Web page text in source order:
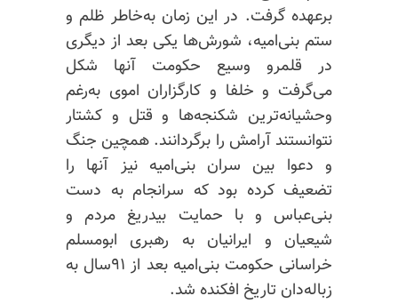
برعهده گرفت. در این زمان به‌خاطر ظلم و
ستم بنی‌امیه، شورش‌ها یکی بعد از دیگری
در قلمرو وسیع حکومت آنها شکل
می‌گرفت و خلفا و کارگزاران اموی به‌رغم
وحشیانه‌ترین شکنجه‌ها و قتل و کشتار
نتوانستند آرامش را برگردانند. همچین جنگ
و دعوا بین سران بنی‌امیه نیز آنها را
تضعیف کرده بود که سرانجام به دست
بنی‌عباس و با حمایت بیدریغ مردم و
شیعیان و ایرانیان به رهبری ابومسلم
خراسانی حکومت بنی‌امیه بعد از ۹۱سال به
زباله‌دان تاریخ افکنده شد.